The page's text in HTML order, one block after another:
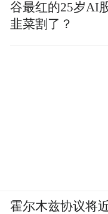
谷最红的25岁AI
韭菜割了？
霍尔木兹协议将